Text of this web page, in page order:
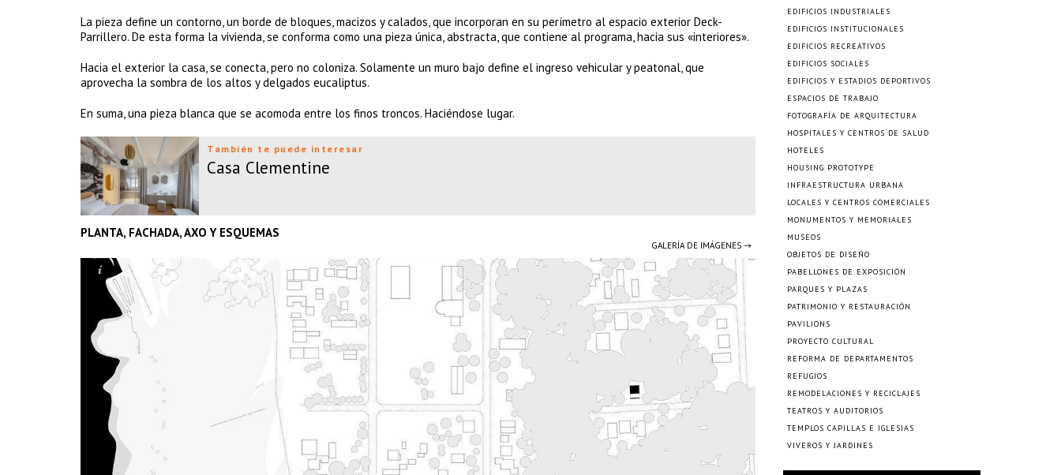
La pieza define un contorno, un borde de bloques, macizos y calados, que incorporan en su perímetro al espacio exterior Deck-
Parrillero. De esta forma la vivienda, se conforma como una pieza única, abstracta, que contiene al programa, hacia sus «interiores».
Hacia el exterior la casa, se conecta, pero no coloniza. Solamente un muro bajo define el ingreso vehicular y peatonal, que
aprovecha la sombra de los altos y delgados eucaliptus.
En suma, una pieza blanca que se acomoda entre los finos troncos. Haciéndose lugar.
También te puede interesar
Casa Clementine
PLANTA, FACHADA, AXO Y ESQUEMAS
GALERÍA DE IMÁGENES →
EDIFICIOS INDUSTRIALES
EDIFICIOS INSTITUCIONALES
EDIFICIOS RECREATIVOS
EDIFICIOS SOCIALES
EDIFICIOS Y ESTADIOS DEPORTIVOS
ESPACIOS DE TRABAJO
FOTOGRAFÍA DE ARQUITECTURA
HOSPITALES Y CENTROS DE SALUD
HOTELES
HOUSING PROTOTYPE
INFRAESTRUCTURA URBANA
LOCALES Y CENTROS COMERCIALES
MONUMENTOS Y MEMORIALES
MUSEOS
OBJETOS DE DISEÑO
PABELLONES DE EXPOSICIÓN
PARQUES Y PLAZAS
PATRIMONIO Y RESTAURACIÓN
PAVILIONS
PROYECTO CULTURAL
REFORMA DE DEPARTAMENTOS
REFUGIOS
REMODELACIONES Y RECICLAJES
TEATROS Y AUDITORIOS
TEMPLOS CAPILLAS E IGLESIAS
VIVEROS Y JARDINES